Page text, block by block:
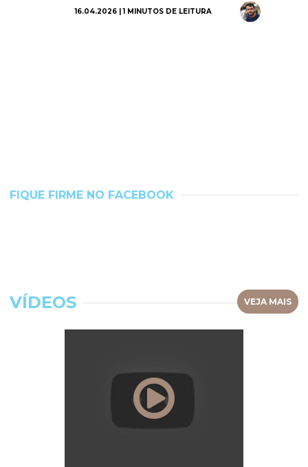
16.04.2026 | 1 MINUTOS DE LEITURA
FIQUE FIRME NO FACEBOOK
VÍDEOS VEJA MAIS